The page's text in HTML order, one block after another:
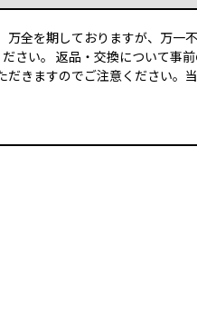
万全を期しておりますが、万一
さい。 返品・交換について事
きますのでご注意ください。